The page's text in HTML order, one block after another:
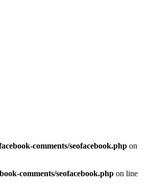
comments/seofacebook.php on
comments/seofacebook.php on line